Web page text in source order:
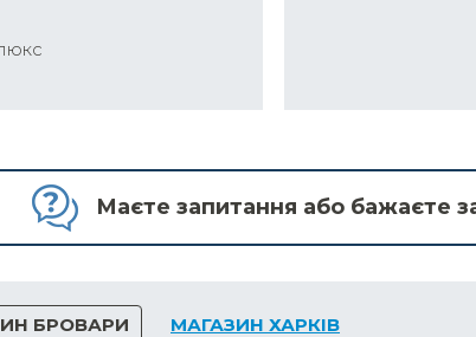
Маєте запитання або бажаєте
БРОВАРИ МАГАЗИН ХАРКІВ